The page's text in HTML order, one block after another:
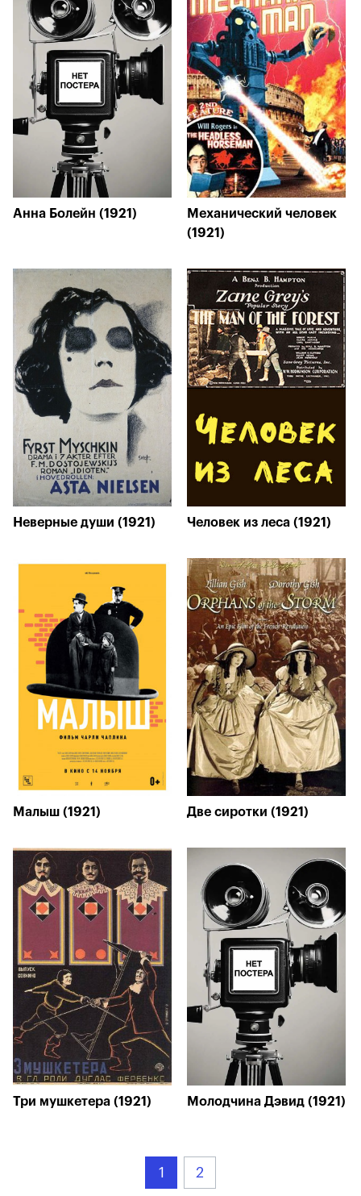
Анна Болейн (1921)
Механический человек
(1921)
Неверные души (1921) Человек из леса (1921)
Малыш (1921) Две сиротки (1921)
Три мушкетера (1921) Молодчина Дэвид (1921)
1 2